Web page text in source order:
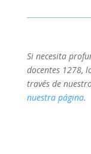
Si necesita
docentes 1278,
través de
nuestra página.